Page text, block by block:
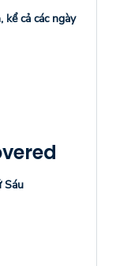
cả các ngày
Sáu